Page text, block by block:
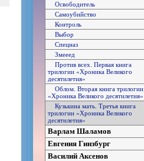
Освободитель
Самоубийство
Контроль
Выбор
Спецназ
Змееед
Против всех. Первая книга
трилогии «Хроника Великого
десятилетия»
Облом. Вторая книга трилогии
«Хроника Великого десятилетия»
Кузькина мать. Третья книга
трилогии «Хроника Великого
десятилетия»
Варлам Шаламов
Евгения Гинзбург
Василий Аксенов